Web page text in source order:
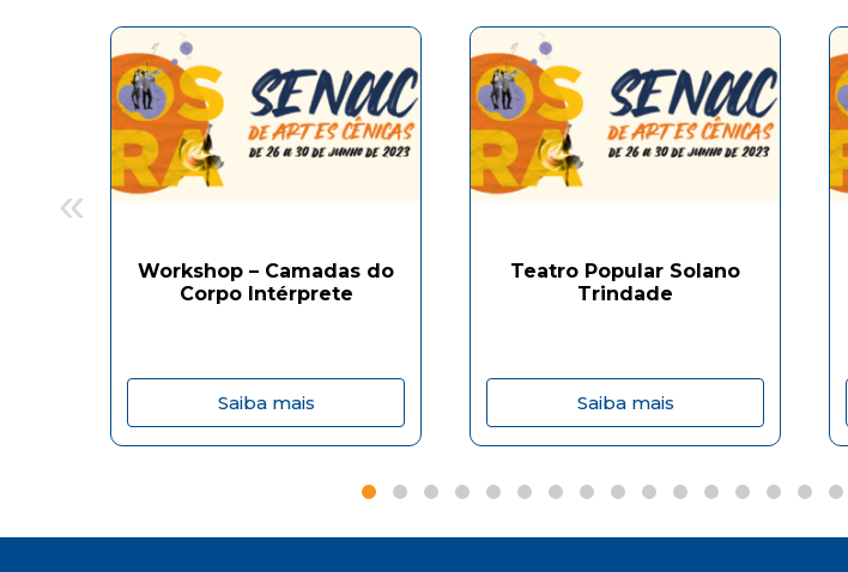
Workshop – Camadas do
Corpo Intérprete
Saiba mais
Teatro Popular Solano
Trindade
Saiba mais
«